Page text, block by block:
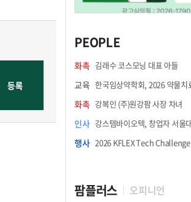
PEOPLE
화촉 김래수 코스모닝 대표 아들
교육
화촉 강복인 (주)원강팜 사장 차녀
인사
행사 2026 KFLEX Tech Challenge
팜플러스 오피니언